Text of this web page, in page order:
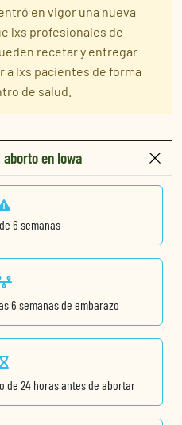
en vigor una nueva
lxs profesionales de
recetar y entregar
a lxs pacientes de forma
de salud.
en Iowa
6 semanas
6 semanas de embarazo
de 24 horas antes de abortar